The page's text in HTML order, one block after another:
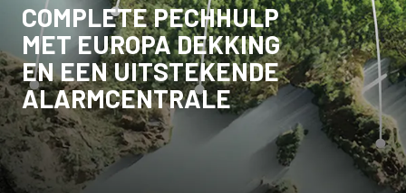
COMPLETE PECHHULP
MET EUROPA DEKKING
EN EEN UITSTEKENDE
ALARMCENTRALE